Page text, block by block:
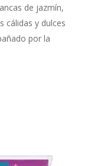
de jazmín,
cálidas y dulces
por la